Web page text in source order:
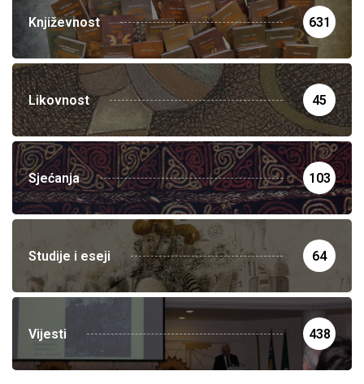
Književnost 631
Likovnost 45
Sjećanja 103
Studije i eseji 64
Vijesti 438